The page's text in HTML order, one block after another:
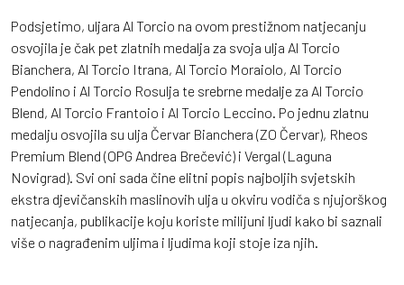
Podsjetimo, uljara Al Torcio na ovom prestižnom natjecanju
osvojila je čak pet zlatnih medalja za svoja ulja Al Torcio
Bianchera, Al Torcio Itrana, Al Torcio Moraiolo, Al Torcio
Pendolino i Al Torcio Rosulja te srebrne medalje za Al Torcio
Blend, Al Torcio Frantoio i Al Torcio Leccino. Po jednu zlatnu
medalju osvojila su ulja Červar Bianchera (ZO Červar), Rheos
Premium Blend (OPG Andrea Brečević) i Vergal (Laguna
Novigrad). Svi oni sada čine elitni popis najboljih svjetskih
ekstra djevičanskih maslinovih ulja u okviru vodiča s njujorškog
natjecanja, publikacije koju koriste milijuni ljudi kako bi saznali
više o nagrađenim uljima i ljudima koji stoje iza njih.